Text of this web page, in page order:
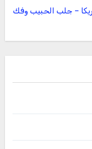
– جلب الحبيب وفك